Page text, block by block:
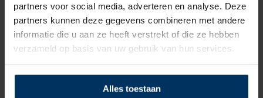
partners voor social media, adverteren en analyse. Deze
partners kunnen deze gegevens combineren met andere
informatie die u aan ze heeft verstrekt of die ze hebben
verzameld op basis van uw gebruik van hun services.
Alles toestaan
Klamp 300 mm RVS316
Merk: Allpa
Artikelnummer: 9072606
130,90